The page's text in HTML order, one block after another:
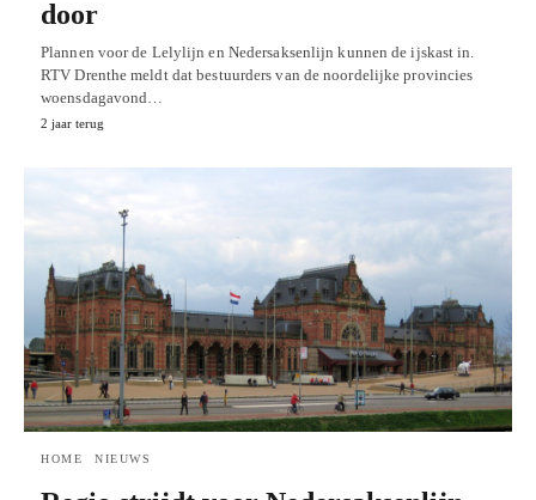
door
Plannen voor de Lelylijn en Nedersaksenlijn kunnen de ijskast in.
RTV Drenthe meldt dat bestuurders van de noordelijke provincies
woensdagavond…
2 jaar terug
HOME NIEUWS